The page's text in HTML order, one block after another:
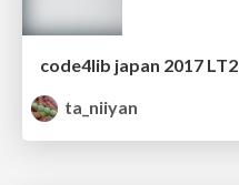
code4lib japan 2017 LT2
ta_niiyan